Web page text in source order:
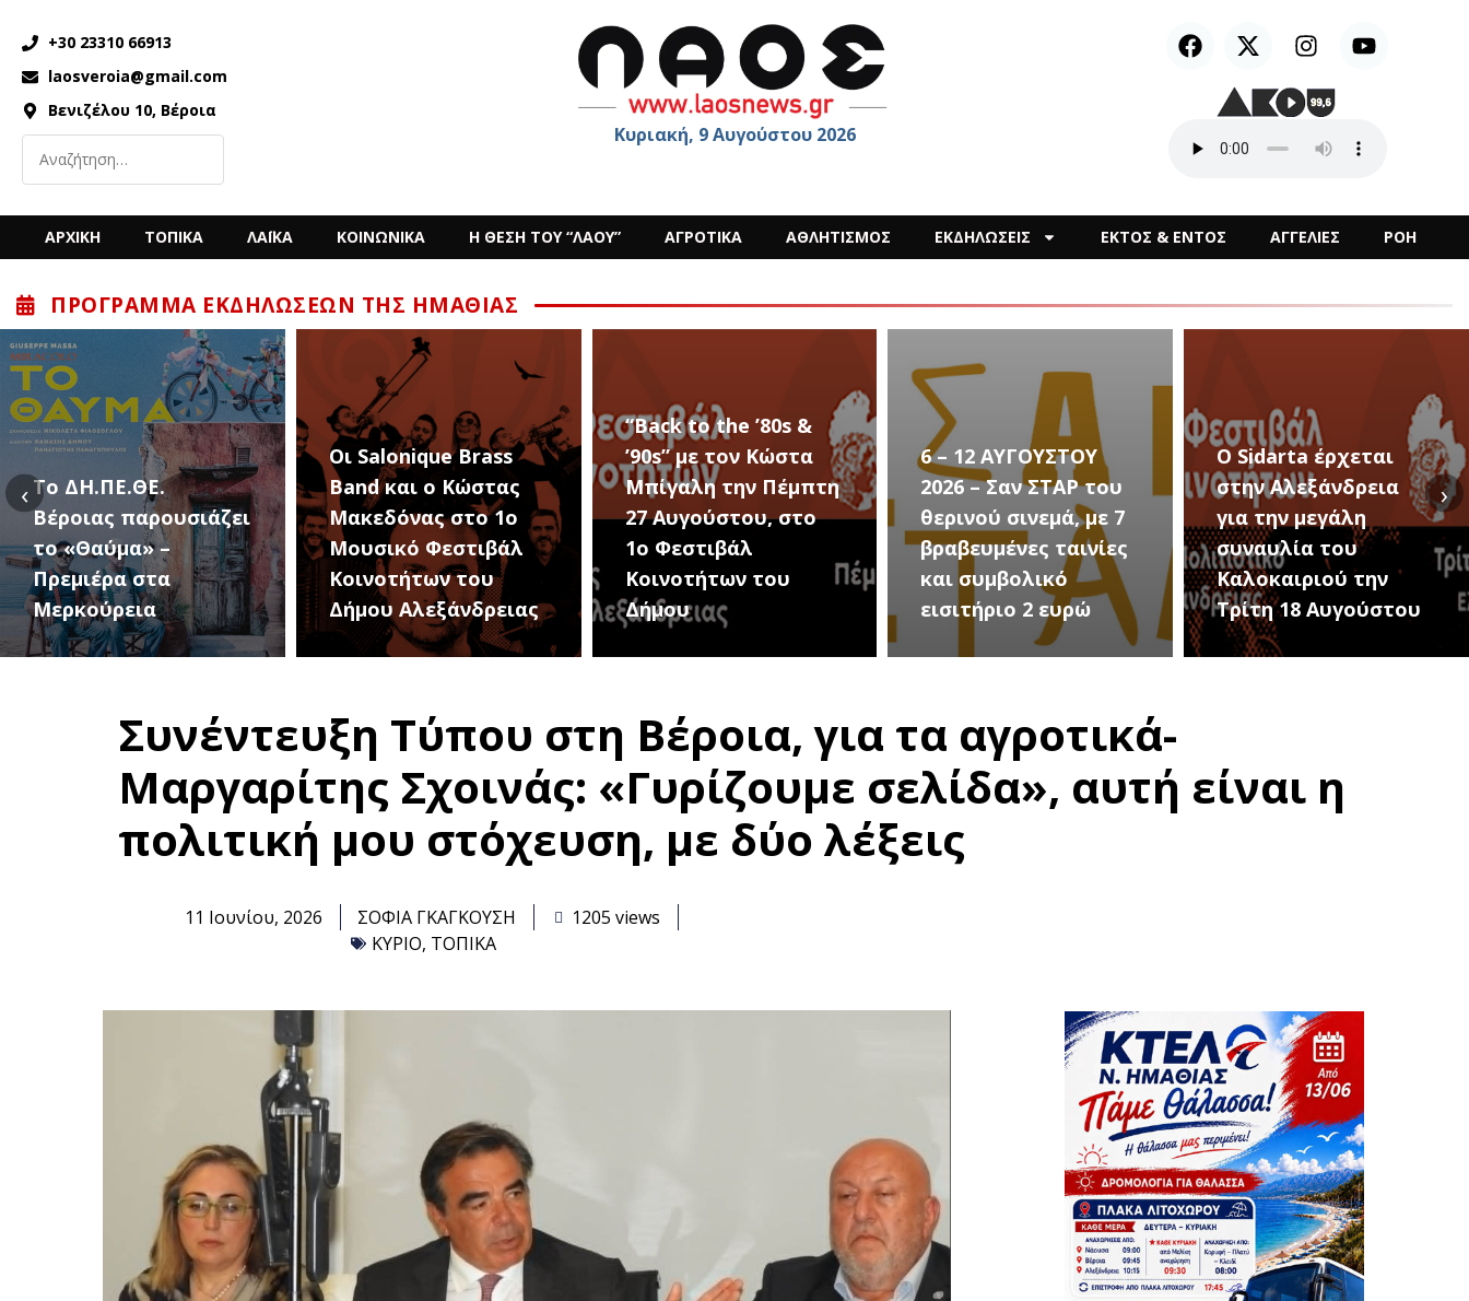
+30 23310 66913
laosveroia@gmail.com
Βενιζέλου 10, Βέροια
Κυριακή, 9 Αυγούστου 2026
ΑΡΧΙΚΗ ΤΟΠΙΚΑ ΛΑΪΚΑ ΚΟΙΝΩΝΙΚΑ Η ΘΕΣΗ ΤΟΥ “ΛΑΟΥ” ΑΓΡΟΤΙΚΑ ΑΘΛΗΤΙΣΜΟΣ ΕΚΔΗΛΩΣΕΙΣ ΕΚΤΟΣ & ΕΝΤΟΣ ΑΓΓΕΛΙΕΣ ΡΟΗ
ΠΡΌΓΡΑΜΜΑ ΕΚΔΗΛΏΣΕΩΝ ΤΗΣ ΗΜΑΘΊΑΣ
Οι Salonique Brass
Band και ο Κώστας
Μακεδόνας στο 1ο
Μουσικό Φεστιβάλ
Κοινοτήτων του
Δήμου Αλεξάνδρειας
“Back to the ’80s &
’90s” με τον Κώστα
Μπίγαλη την Πέμπτη
27 Αυγούστου, στο
1ο Φεστιβάλ
Κοινοτήτων του
Δήμου
6 – 12 ΑΥΓΟΥΣΤΟΥ
2026 – Σαν ΣΤΑΡ του
θερινού σινεμά, με 7
βραβευμένες ταινίες
και συμβολικό
εισιτήριο 2 ευρώ
Ο Sidarta έρχεται
στην Αλεξάνδρεια
για την μεγάλη
συναυλία του
Καλοκαιριού την
Τρίτη 18 Αυγούστου
Καλλιτεχνικές
Εκδηλώσεις Νέου
Προδρόμου Ημαθίας
(Μεταμόρφωση του
Σωτήρος)
‹ ›
Συνέντευξη Τύπου στη Βέροια, για τα αγροτικά-
Μαργαρίτης Σχοινάς: «Γυρίζουμε σελίδα», αυτή είναι η
πολιτική μου στόχευση, με δύο λέξεις
11 Ιουνίου, 2026 ΣΟΦΙΑ ΓΚΑΓΚΟΥΣΗ
1205 views
ΚΥΡΙΟ, ΤΟΠΙΚΑ